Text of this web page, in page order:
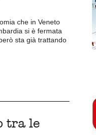
che in Veneto
si è fermata
sta già trattando
tra le